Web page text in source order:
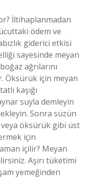
İltihaplanmadan
ödem ve
giderici etkisi
sayesinde meyan
ağrılarını
Öksürük için meyan
kaşığı
suyla demleyin
Sonra süzün
veya öksürük gibi üst
için
içilir? Meyan
Aşırı tüketimi
yemeğinden